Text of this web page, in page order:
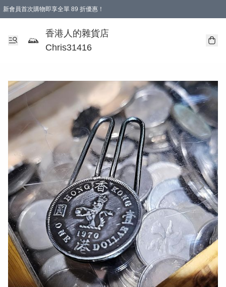
新會員首次購物即享全單 89 折優惠！
購物滿 HKD 499.00即享免運費優惠！（適用於 本地送貨、本地取貨 )
【滿 $300 專屬驚喜：無聲信物（最後一批）】
香港人的雜貨店
Chris31416